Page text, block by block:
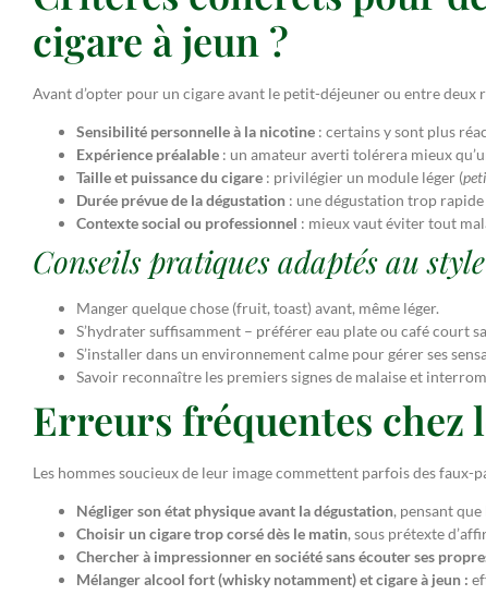
cigare à jeun ?
Avant d’opter pour un cigare avant le petit-déjeuner ou entre
Sensibilité personnelle à la nicotine : certains y sont plus
Expérience préalable : un amateur averti tolérera mieux
Taille et puissance du cigare : privilégier un module léger (
Durée prévue de la dégustation : une dégustation trop
Contexte social ou professionnel : mieux vaut éviter tout
Conseils pratiques adaptés au
Manger quelque chose (fruit, toast) avant, même léger.
S’hydrater suffisamment – préférer eau plate ou café court
S’installer dans un environnement calme pour gérer ses
Savoir reconnaître les premiers signes de malaise et
Erreurs fréquentes chez
Les hommes soucieux de leur image commettent parfois des faux-
Négliger son état physique avant la dégustation, pensant
Choisir un cigare trop corsé dès le matin, sous prétexte
Chercher à impressionner en société sans écouter ses
Mélanger alcool fort (whisky notamment) et cigare à jeun :